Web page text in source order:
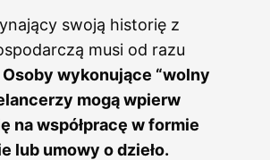
swoją historię z
musi od razu
Osoby wykonujące “wolny
mogą wpierw
na współpracę w formie
lub umowy o dzieło.